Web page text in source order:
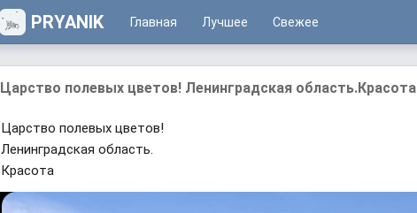
PRYANIK Главная Лучшее Свежее
Царство полевых цветов! Ленинградская область.Красота
Царство полевых цветов!
Ленинградская область.
Красота